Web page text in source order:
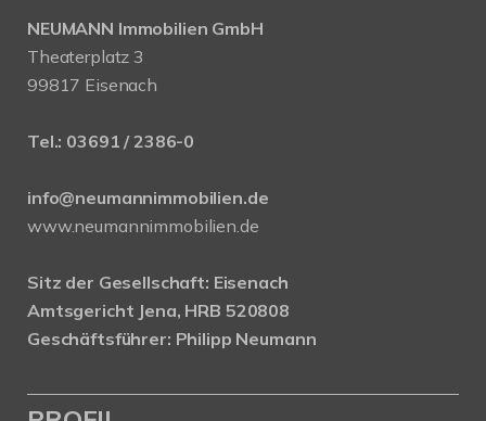
NEUMANN Immobilien GmbH
Theaterplatz 3
99817 Eisenach
Tel.: 03691 / 2386-0
info@neumannimmobilien.de
www.neumannimmobilien.de
Sitz der Gesellschaft: Eisenach
Amtsgericht Jena, HRB 520808
Geschäftsführer: Philipp Neumann